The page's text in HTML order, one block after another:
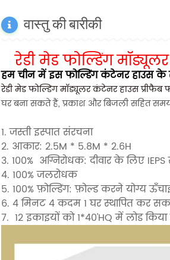
वास्तु की बारीकी
रेडी मेड फोल्डिंग
हम चीन में इस फोल्डिंग कंटेनर हाउस के
रेडी मेड फोल्डिंग मॉड्यूलर कंटेनर हाउस
घर बना सकते हैं, प्रकाश और बिजली सहित
1. जस्ती इस्पात संरचना
2. आकार: 2.5M * 5.8M * 2.6H
3. 100% अग्निरोधक:दीवार के लिए
4. 100% जलरोधक
5. 100% फ़ोल्डिंग: फ़ोल्ड करने योग्य
6. 4 मिनट 4 कदम 1 घर स्थापित कर
7. 12 इकाइयों को 1*40'HQ में लोड